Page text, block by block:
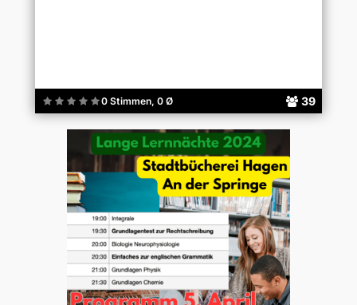
0 Stimmen, 0 Ø 39